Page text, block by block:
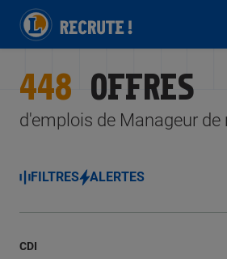
448 OFFRES
d'emplois de Manageur de
FILTRES ALERTES
CDI